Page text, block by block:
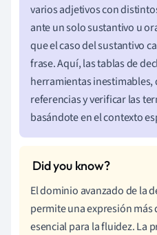
varios adjetivos con
ante un solo sustantivo u
que el caso del sustantivo
frase. Aquí, las tablas de
herramientas
referencias y verificar las
basándote en el contexto
El dominio avanzado de la
permite una expresión más
esencial para la fluidez. La